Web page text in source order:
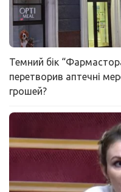
Темний бік
перетворив аптечні
грошей?